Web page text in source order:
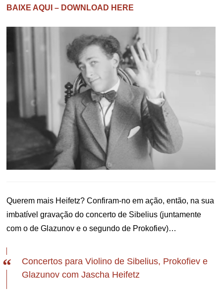
BAIXE AQUI – DOWNLOAD HERE
Querem mais Heifetz? Confiram-no em ação, então, na sua
imbatível gravação do concerto de Sibelius (juntamente
com o de Glazunov e o segundo de Prokofiev)…
Concertos para Violino de Sibelius, Prokofiev e
Glazunov com Jascha Heifetz